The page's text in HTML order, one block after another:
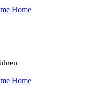
Home
Home